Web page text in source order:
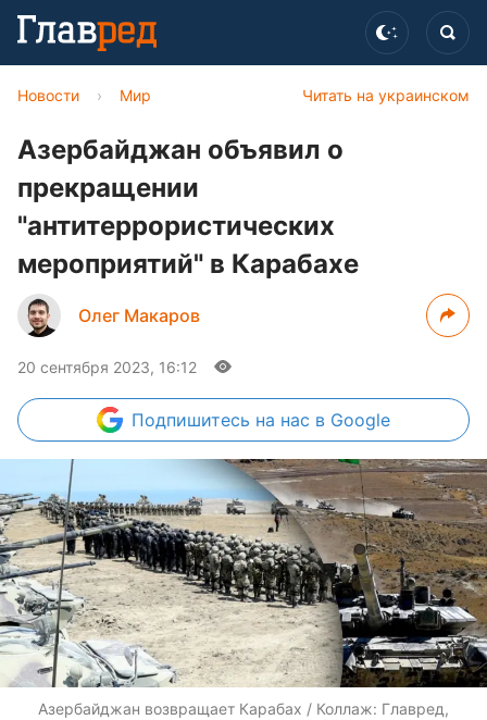
Читать на украинском
Новости › Мир
Азербайджан объявил о
прекращении
"антитеррористических
мероприятий" в Карабахе
Олег Макаров
20 сентября 2023, 16:12
Подпишитесь на нас в Google
Азербайджан возвращает Карабах / Коллаж: Главред,